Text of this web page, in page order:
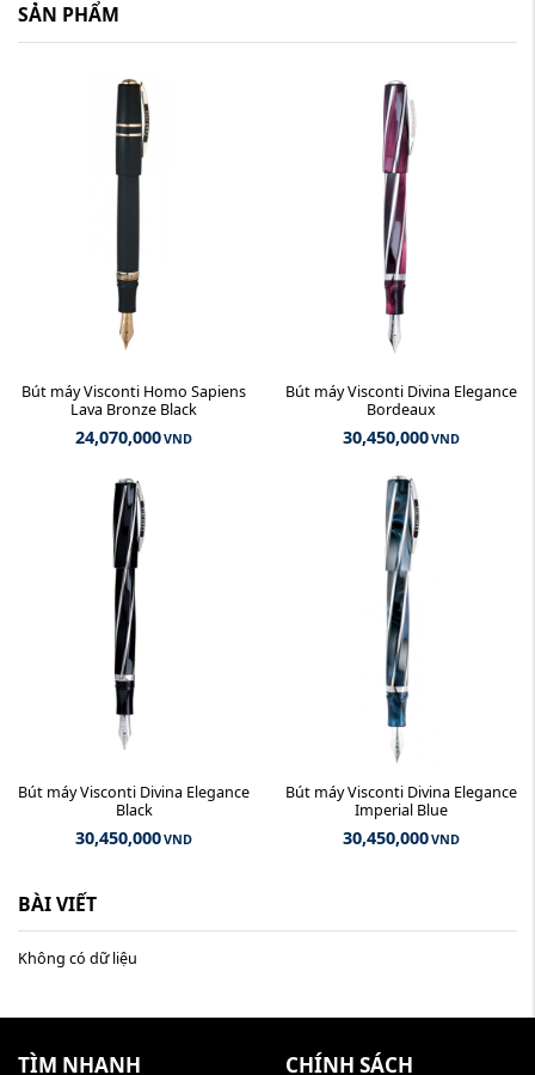
SẢN PHẨM
Bút máy Visconti Homo Sapiens
Lava Bronze Black
24,070,000VND
Bút máy Visconti Divina Elegance
Bordeaux
30,450,000VND
Bút máy Visconti Divina Elegance
Black
30,450,000VND
Bút máy Visconti Divina Elegance
Imperial Blue
30,450,000VND
BÀI VIẾT
Không có dữ liệu
TÌM NHANH CHÍNH SÁCH